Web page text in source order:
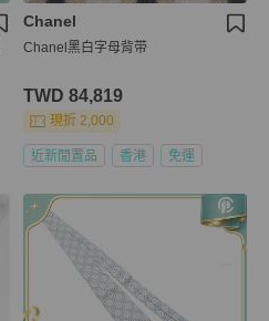
Chanel
Chanel黑白字母背带
TWD 84,819
現折 2,000
近新閒置品 香港 免運